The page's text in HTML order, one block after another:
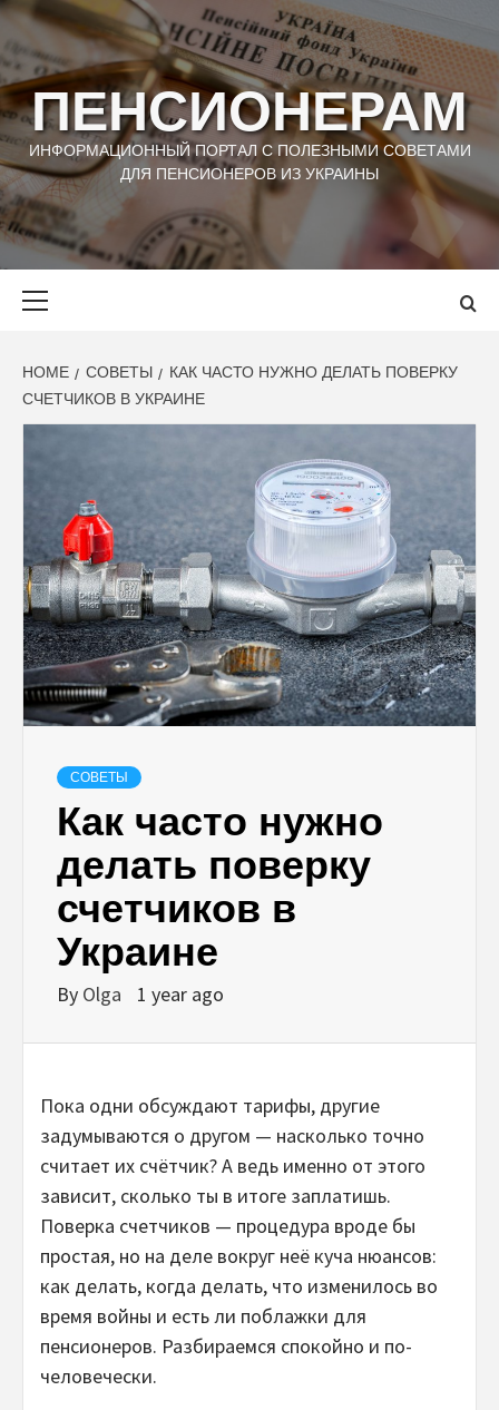
Skip
to
content
ПЕНСИОНЕРАМ
ИНФОРМАЦИОННЫЙ ПОРТАЛ С ПОЛЕЗНЫМИ СОВЕТАМИ
ДЛЯ ПЕНСИОНЕРОВ ИЗ УКРАИНЫ
HOME СОВЕТЫ
КАК ЧАСТО НУЖНО ДЕЛАТЬ ПОВЕРКУ
СЧЕТЧИКОВ В УКРАИНЕ
СОВЕТЫ
Как часто нужно
делать поверку
счетчиков в
Украине
By Olga 1 year ago
Пока одни обсуждают тарифы, другие
задумываются о другом — насколько точно
считает их счётчик? А ведь именно от этого
зависит, сколько ты в итоге заплатишь.
Поверка счетчиков — процедура вроде бы
простая, но на деле вокруг неё куча нюансов:
как делать, когда делать, что изменилось во
время войны и есть ли поблажки для
пенсионеров. Разбираемся спокойно и по-
человечески.